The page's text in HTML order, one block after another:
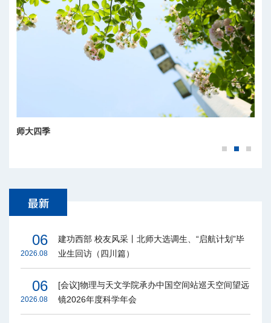
师大四季
06
2026.08
建功西部 校友风采丨北师大选调生、“启航计划”毕
业生回访（四川篇）
06
2026.08
[会议]物理与天文学院承办中国空间站巡天空间望远
镜2026年度科学年会